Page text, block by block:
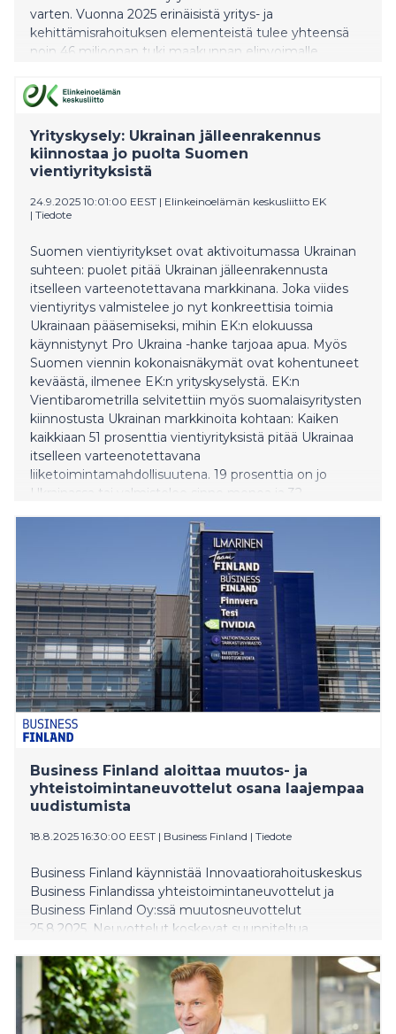
varten. Vuonna 2025 erinäisistä yritys- ja
kehittämisrahoituksen elementeistä tulee yhteensä
noin 46 miljoonan tuki maakunnan elinvoimalle.
Yrityskysely: Ukrainan jälleenrakennus
kiinnostaa jo puolta Suomen
vientiyrityksistä
24.9.2025 10:01:00 EEST | Elinkeinoelämän keskusliitto EK
| Tiedote
Suomen vientiyritykset ovat aktivoitumassa Ukrainan
suhteen: puolet pitää Ukrainan jälleenrakennusta
itselleen varteenotettavana markkinana. Joka viides
vientiyritys valmistelee jo nyt konkreettisia toimia
Ukrainaan pääsemiseksi, mihin EK:n elokuussa
käynnistynyt Pro Ukraina -hanke tarjoaa apua. Myös
Suomen viennin kokonaisnäkymät ovat kohentuneet
keväästä, ilmenee EK:n yrityskyselystä. EK:n
Vientibarometrilla selvitettiin myös suomalaisyritysten
kiinnostusta Ukrainan markkinoita kohtaan: Kaiken
kaikkiaan 51 prosenttia vientiyrityksistä pitää Ukrainaa
itselleen varteenotettavana
liiketoimintamahdollisuutena. 19 prosenttia on jo
Ukrainassa tai valmistelee sinne menoa ja 32
45 prosenttia vientiyrityksistä ei vielä pidä Ukrainaa
ajankohtaisena tai kiinnostavana kohdemarkkinana.
Myös viennin kokonaisnäkymät ovat kohentuneet
kevään jälkeen: Nyt 38 prosenttia yrityksistä uskoo
viennin kasvuun seuraavan kuuden kuukauden aikana,
kun kevääl
Business Finland aloittaa muutos- ja
yhteistoimintaneuvottelut osana laajempaa
uudistumista
18.8.2025 16:30:00 EEST | Business Finland | Tiedote
Business Finland käynnistää Innovaatiorahoituskeskus
Business Finlandissa yhteistoimintaneuvottelut ja
Business Finland Oy:ssä muutosneuvottelut
25.8.2025. Neuvottelut koskevat suunniteltua
Finlandin laajempaa uudistumista, jonka taustalla ovat
käynnissä oleva strategiauudistus sekä valtion
tuottavuusohjelma.